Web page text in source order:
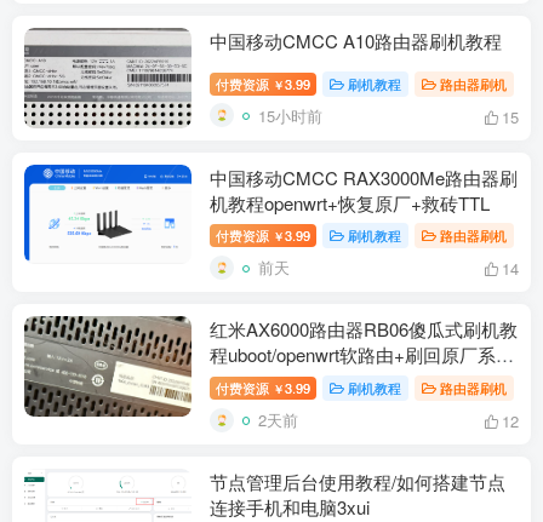
中国移动CMCC A10路由器刷机教程
付费资源 ￥3.99 刷机教程 路由器刷机
15小时前 15
中国移动CMCC RAX3000Me路由器刷
机教程openwrt+恢复原厂+救砖TTL
付费资源 ￥3.99 刷机教程 路由器刷机
前天 14
红米AX6000路由器RB06傻瓜式刷机教
程uboot/openwrt软路由+刷回原厂系统
教程
付费资源 ￥3.99 刷机教程 路由器刷机
2天前 12
节点管理后台使用教程/如何搭建节点
连接手机和电脑3xui